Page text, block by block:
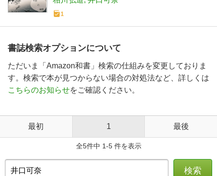
1
書誌検索オプションについて
ただいま「Amazon和書」検索の仕組みを変更しておりま
す。検索で本が見つからない場合の対処法など、詳しくは
こちらのお知らせをご確認ください。
最初 1 最後
全5件中 1-5 件を表示
検索